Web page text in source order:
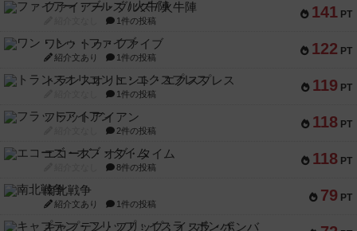
141 PT
ファイアー・ブルズ / 火牛陣
1件の投稿
122 PT
ワン・トゥ・ファイブ
紹介文あり 1件の投稿
119 PT
トランスオリエント・エクスプレス
1件の投稿
118 PT
フラットアイアン
2件の投稿
118 PT
エコーズ・オブ・タイム
8件の投稿
79 PT
南北戦争
紹介文あり 1件の投稿
キャプテン・フリップ：イスラ・ボンバ